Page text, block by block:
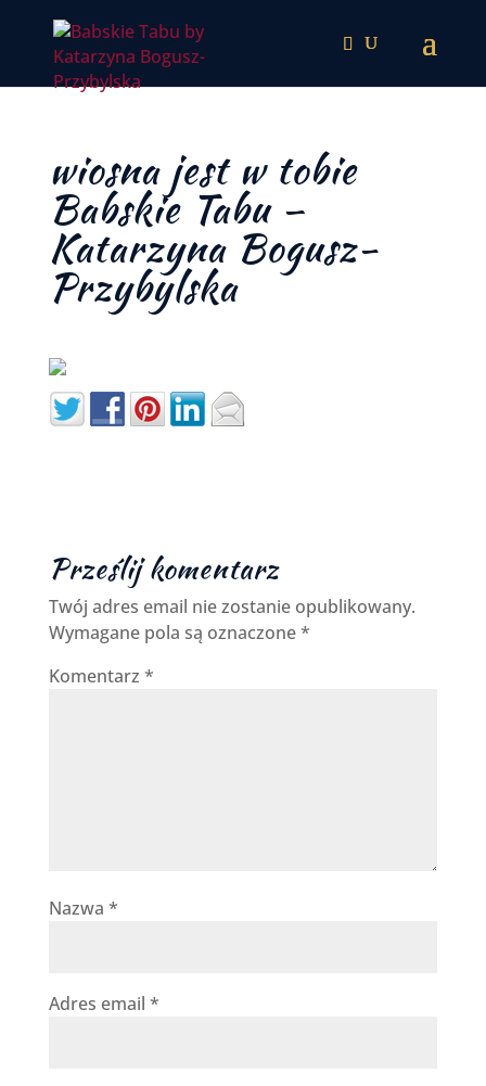
wiosna jest w tobie
Babskie Tabu –
Katarzyna Bogusz-
Przybylska
Prześlij komentarz
Twój adres email nie zostanie opublikowany.
Wymagane pola są oznaczone*
Komentarz *
Nazwa *
Adres email *